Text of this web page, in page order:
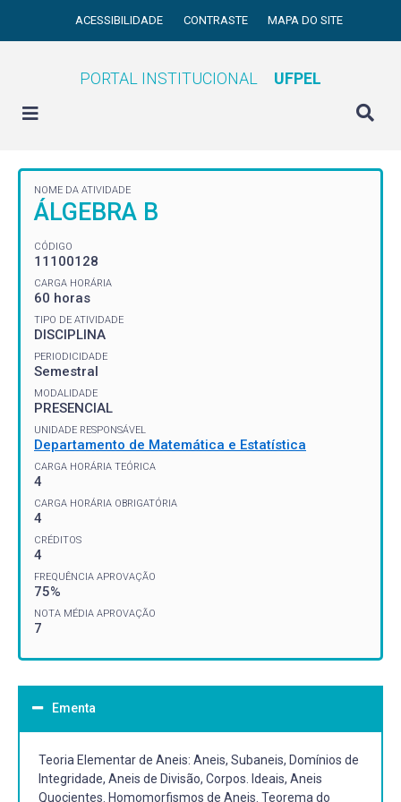
ACESSIBILIDADE CONTRASTE MAPA DO SITE
PORTAL INSTITUCIONAL UFPEL
NOME DA ATIVIDADE
ÁLGEBRA B
CÓDIGO
11100128
CARGA HORÁRIA
60 horas
TIPO DE ATIVIDADE
DISCIPLINA
PERIODICIDADE
Semestral
MODALIDADE
PRESENCIAL
UNIDADE RESPONSÁVEL
Departamento de Matemática e Estatística
CARGA HORÁRIA TEÓRICA
4
CARGA HORÁRIA OBRIGATÓRIA
4
CRÉDITOS
4
FREQUÊNCIA APROVAÇÃO
75%
NOTA MÉDIA APROVAÇÃO
7
Ementa
Teoria Elementar de Aneis: Aneis, Subaneis, Domínios de
Integridade, Aneis de Divisão, Corpos. Ideais, Aneis
Quocientes. Homomorfismos de Aneis. Teorema do